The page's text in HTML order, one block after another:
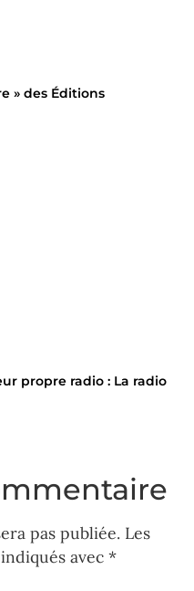
» des Éditions
propre radio : La radio
pas publiée. Les
avec *